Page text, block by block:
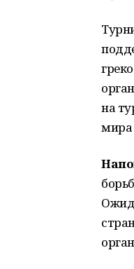
на
мира